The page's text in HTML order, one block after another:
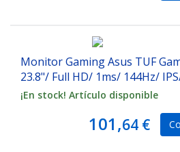
Monitor Gaming Asus TUF
23.8"/ Full HD/ 1ms/ 144Hz/
¡En stock! Artículo disponible
101,64 €